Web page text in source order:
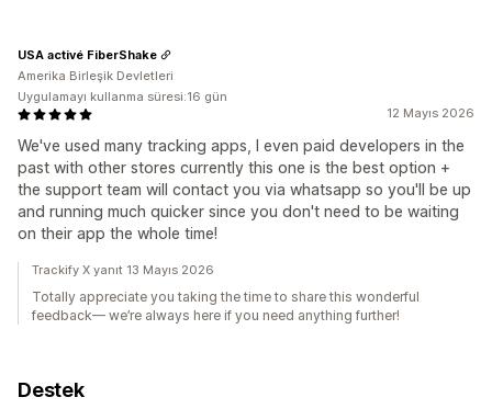
12 Mayıs 2026
We've used many tracking apps, I even paid developers in the
past with other stores currently this one is the best option +
the support team will contact you via whatsapp so you'll be up
and running much quicker since you don't need to be waiting
on their app the whole time!
USA activé FiberShake
Amerika Birleşik Devletleri
Uygulamayı kullanma süresi:16 gün
Trackify X yanıt 13 Mayıs 2026
Totally appreciate you taking the time to share this wonderful
feedback— we’re always here if you need anything further!
Destek